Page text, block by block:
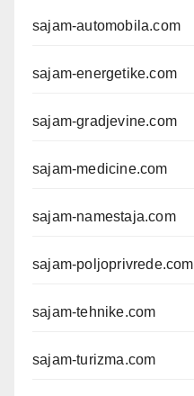
sajam-automobila.com
sajam-energetike.com
sajam-gradjevine.com
sajam-medicine.com
sajam-namestaja.com
sajam-poljoprivrede.com
sajam-tehnike.com
sajam-turizma.com